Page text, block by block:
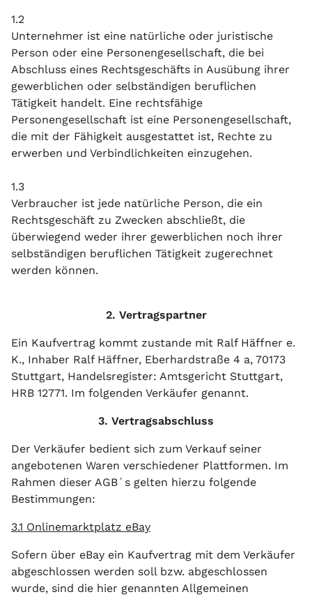
1.2
Unternehmer ist eine natürliche oder juristische
Person oder eine Personengesellschaft, die bei
Abschluss eines Rechtsgeschäfts in Ausübung ihrer
gewerblichen oder selbständigen beruflichen
Tätigkeit handelt. Eine rechtsfähige
Personengesellschaft ist eine Personengesellschaft,
die mit der Fähigkeit ausgestattet ist, Rechte zu
erwerben und Verbindlichkeiten einzugehen.
1.3
Verbraucher ist jede natürliche Person, die ein
Rechtsgeschäft zu Zwecken abschließt, die
überwiegend weder ihrer gewerblichen noch ihrer
selbständigen beruflichen Tätigkeit zugerechnet
werden können.
2. Vertragspartner
Ein Kaufvertrag kommt zustande mit Ralf Häffner e.
K., Inhaber Ralf Häffner, Eberhardstraße 4 a, 70173
Stuttgart, Handelsregister: Amtsgericht Stuttgart,
HRB 12771. Im folgenden Verkäufer genannt.
3. Vertragsabschluss
Der Verkäufer bedient sich zum Verkauf seiner
angebotenen Waren verschiedener Plattformen. Im
Rahmen dieser AGB´s gelten hierzu folgende
Bestimmungen:
3.1 Onlinemarktplatz eBay
Sofern über eBay ein Kaufvertrag mit dem Verkäufer
abgeschlossen werden soll bzw. abgeschlossen
wurde, sind die hier genannten Allgemeinen